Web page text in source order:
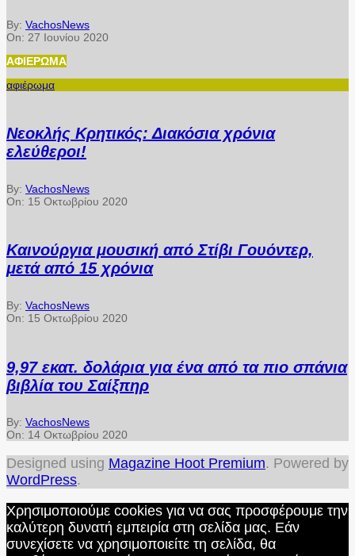
By: VachosNews
On: 27 Ιουνίου 2020
ΑΦΙΈΡΩΜΑ
αφιέρωμα
Νεοκλής Κρητικός: Διακόσια χρόνια
ελεύθεροι!
By: VachosNews
On: 15 Οκτωβρίου 2020
Καινούργια μουσική από Στίβι Γουόντερ,
μετά από 15 χρόνια
By: VachosNews
On: 15 Οκτωβρίου 2020
9,97 εκατ. δολάρια για ένα από τα πιο σπάνια
βιβλία του Σαίξπηρ
By: VachosNews
On: 14 Οκτωβρίου 2020
Designed using Magazine Hoot Premium. Powered by
WordPress.
Χρησιμοποιούμε cookies για να σας προσφέρουμε την
καλύτερη δυνατή εμπειρία στη σελίδα μας. Εάν
συνεχίσετε να χρησιμοποιείτε τη σελίδα, θα